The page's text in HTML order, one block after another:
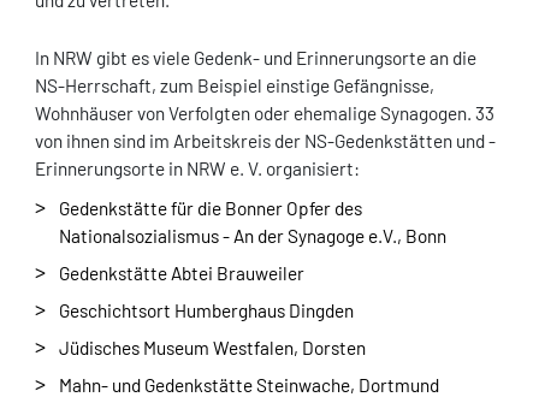
In NRW gibt es viele Gedenk- und Erinnerungsorte an die
NS-Herrschaft, zum Beispiel einstige Gefängnisse,
Wohnhäuser von Verfolgten oder ehemalige Synagogen. 33
von ihnen sind im Arbeitskreis der NS-Gedenkstätten und -
Erinnerungsorte in NRW e. V. organisiert:
Gedenkstätte für die Bonner Opfer des
Nationalsozialismus - An der Synagoge e.V., Bonn
Gedenkstätte Abtei Brauweiler
Geschichtsort Humberghaus Dingden
Jüdisches Museum Westfalen, Dorsten
Mahn- und Gedenkstätte Steinwache, Dortmund